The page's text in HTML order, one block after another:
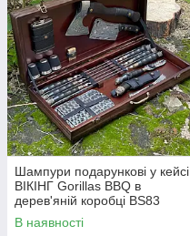
Шампури подарункові у кейсі
ВІКІНГ Gorillas BBQ в
дерев'яній коробці BS83
В наявності